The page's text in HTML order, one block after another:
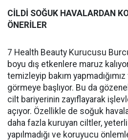
CİLDİ SOĞUK HAVALARDAN
ÖNERİLER
7 Health Beauty Kurucusu
boyu dış etkenlere maruz
temizleyip bakım
görmeye başlıyor. Bu da
cilt bariyerinin zayıflayarak
açıyor. Özellikle de soğuk
daha fazla kuruyan ciltler,
yapılmadığı ve koruyucu